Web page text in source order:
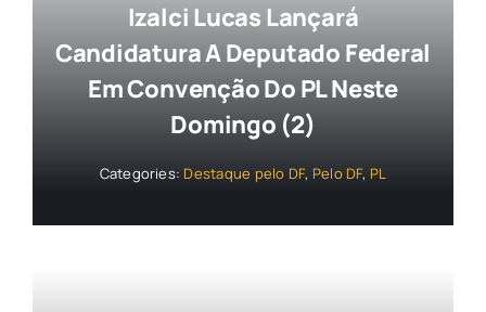
Izalci Lucas Lançará
Candidatura A Deputado Federal
Em Convenção Do PL Neste
Domingo (2)
Categories: Destaque pelo DF, Pelo DF, PL